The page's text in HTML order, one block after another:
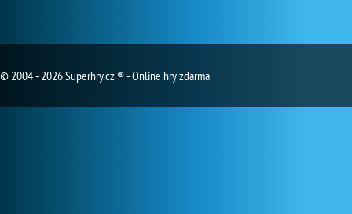
© 2004 - 2026 Superhry.cz ® - Online hry zdarma